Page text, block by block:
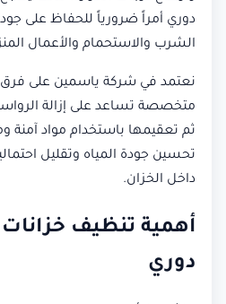
دوري أمراً ضرورياً للحفاظ على
الشرب والاستحمام والأعمال
نعتمد في شركة ياسمين على
متخصصة تساعد على إزالة
ثم تعقيمها باستخدام مواد
تحسين جودة المياه وتقليل
داخل الخزان.
أهمية تنظيف
دوري